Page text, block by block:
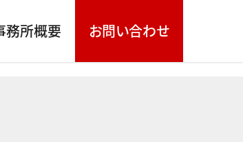
務所概要 お問い合わせ